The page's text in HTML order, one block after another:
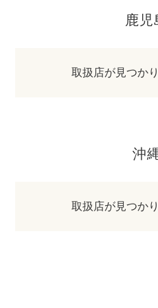
鹿児
取扱店が見つか
沖
取扱店が見つか